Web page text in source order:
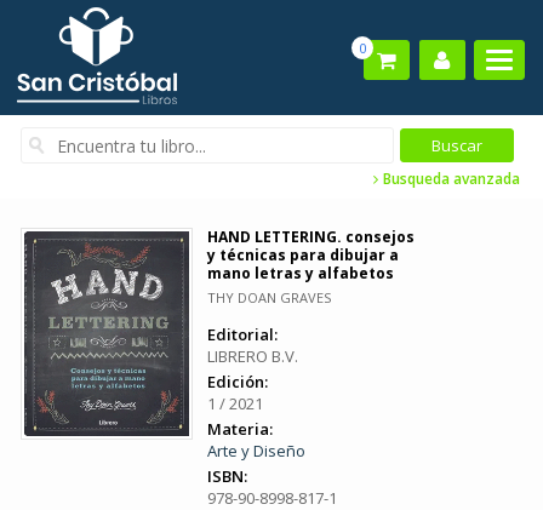
0
Busqueda avanzada
HAND LETTERING. consejos
y técnicas para dibujar a
mano letras y alfabetos
THY DOAN GRAVES
Editorial:
LIBRERO B.V.
Edición:
1 / 2021
Materia:
Arte y Diseño
ISBN:
978-90-8998-817-1